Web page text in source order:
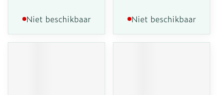
Niet beschikbaar Niet beschikbaar